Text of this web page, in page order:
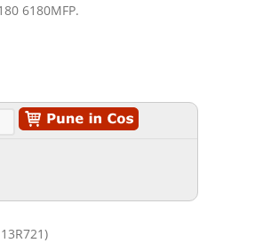
6180MFP.